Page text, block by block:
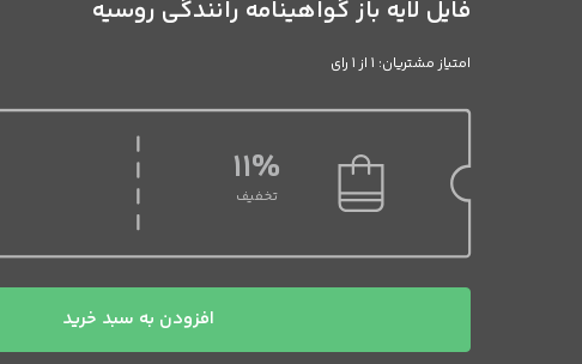
فایل لایه باز گواهینامه رانندگی روسیه
امتیاز مشتریان: 1 از 1 رای
11%
تخفیف
باز
افزودن به سبد خرید